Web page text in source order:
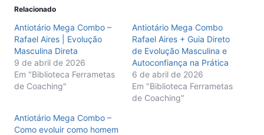
Relacionado
Antiotário Mega Combo –
Rafael Aires | Evolução
Masculina Direta
9 de abril de 2026
Em "Biblioteca Ferrametas
de Coaching"
Antiotário Mega Combo
Rafael Aires + Guia Direto
de Evolução Masculina e
Autoconfiança na Prática
6 de abril de 2026
Em "Biblioteca Ferrametas
de Coaching"
Antiotário Mega Combo –
Como evoluir como homem